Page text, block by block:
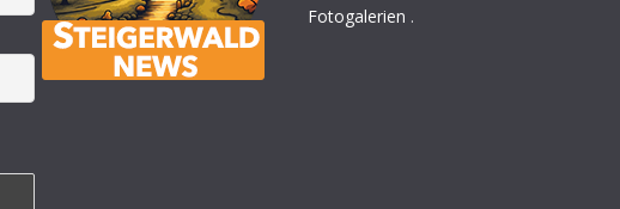
Fotogalerien .